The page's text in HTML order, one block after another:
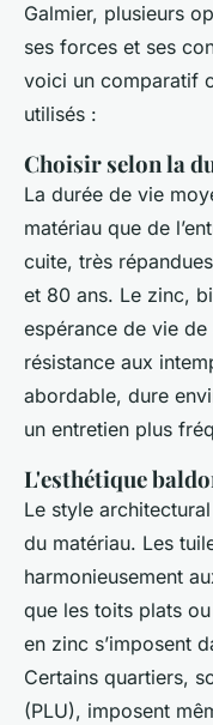
Galmier, plusieurs
ses forces et ses
voici un comparatif
utilisés :
Choisir selon la
La durée de vie
matériau que de
cuite, très
et 80 ans. Le zinc,
espérance de vie
résistance aux
abordable, dure
un entretien plus
L'esthétique
Le style
du matériau. Les
harmonieusement
que les toits plats
en zinc s’imposent
Certains quartiers,
(PLU), imposent